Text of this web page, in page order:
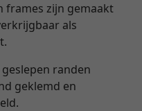
frames zijn gemaakt
als
randen
geklemd en